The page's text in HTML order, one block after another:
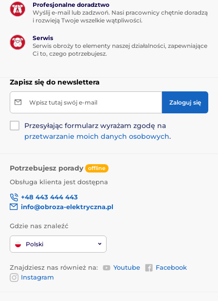
Profesjonalne doradztwo
Wyślij e-mail lub zadzwoń. Nasi pracownicy chętnie doradzą
i rozwieją Twoje wszelkie wątpliwości.
Serwis
Serwis obroży to elementy naszej działalności, zapewniające
Ci to, czego potrzebujesz.
Zapisz się do newslettera
Wpisz tutaj swój e-mail Zaloguj się
Przesyłając formularz wyrażam zgodę na
przetwarzanie moich danych osobowych.
Potrzebujesz porady offline
Obsługa klienta jest dostępna
+48 443 444 443
info@obroza-elektryczna.pl
Gdzie nas znaleźć
Polski
Znajdziesz nas również na: Youtube
Facebook
Instagram